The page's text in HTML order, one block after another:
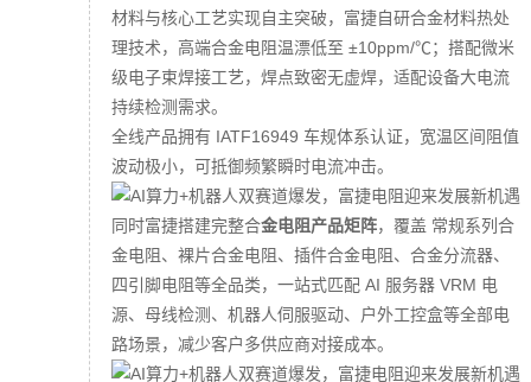
材料与核心工艺实现自主突破，富捷自研合金材料热处
理技术，高端合金电阻温漂低至 ±10ppm/℃；搭配微米
级电子束焊接工艺，焊点致密无虚焊，适配设备大电流
持续检测需求。
全线产品拥有 IATF16949 车规体系认证，宽温区间阻值
波动极小，可抵御频繁瞬时电流冲击。
同时富捷搭建完整合金电阻产品矩阵，覆盖 常规系列合
金电阻、裸片合金电阻、插件合金电阻、合金分流器、
四引脚电阻等全品类，一站式匹配 AI 服务器 VRM 电
源、母线检测、机器人伺服驱动、户外工控盒等全部电
路场景，减少客户多供应商对接成本。